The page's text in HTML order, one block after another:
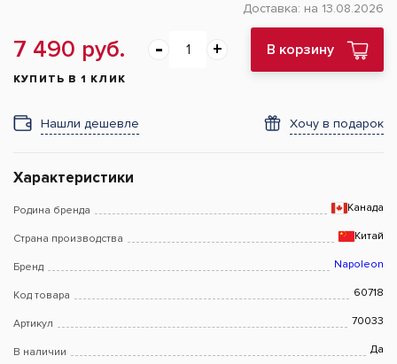
Доставка: на 13.08.2026
7 490 руб. В корзину
КУПИТЬ В 1 КЛИК
Нашли дешевле Хочу в подарок
Характеристики
Родина бренда Канада
Страна производства Китай
Бренд Napoleon
Код товара 60718
Артикул 70033
В наличии Да